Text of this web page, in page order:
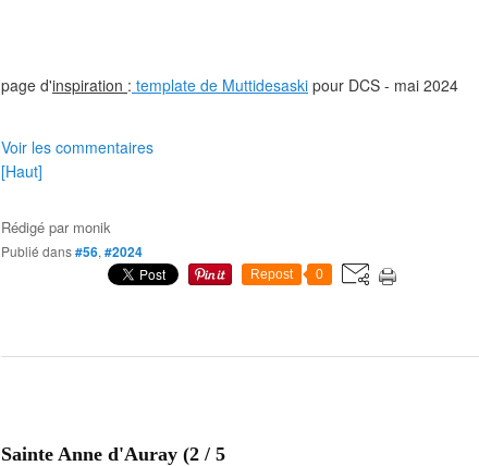
page d'inspiration : template de Muttidesaski pour DCS - mai 2024
Voir les commentaires
[Haut]
Rédigé par monik
Publié dans#56, #2024
Repost 0
Sainte Anne d'Auray (2 / 5